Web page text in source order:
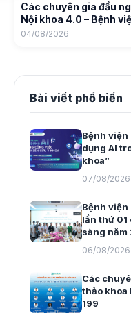
Các chuyên gia đầu
Nội khoa 4.0 – Bệnh
04/08/2026
Bài viết phổ biến
Bệnh viện
dụng AI
khoa”
07/08/2026
Bệnh viện
lần thứ 01
sàng năm
06/08/2026
Các
thảo khoa
199